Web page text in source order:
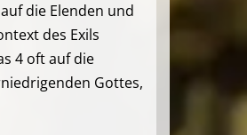
die Elenden und
des Exils
4 oft auf die
Gottes,